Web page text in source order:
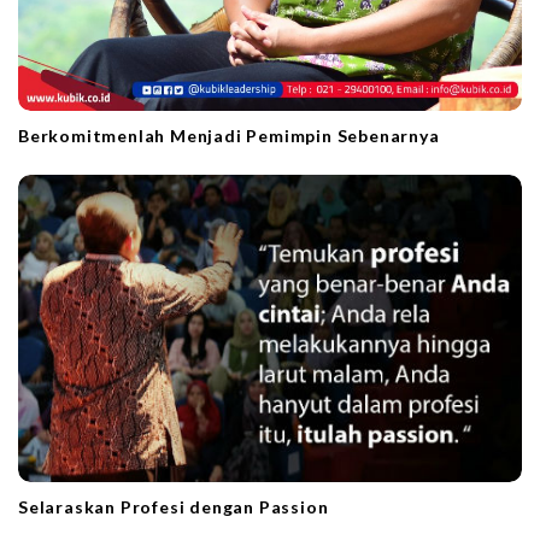
Berkomitmenlah Menjadi Pemimpin Sebenarnya
Selaraskan Profesi dengan Passion